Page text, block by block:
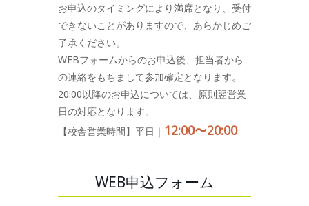
お申込のタイミングにより満席となり、受付
できないことがありますので、あらかじめご
了承ください。
WEBフォームからのお申込後、担当者から
の連絡をもちまして参加確定となります。
20:00以降のお申込については、原則翌営業
日の対応となります。
【校舎営業時間】平日｜ 12:00〜20:00
WEB申込フォーム